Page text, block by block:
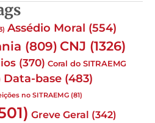
Assédio Moral (554)
(809) CNJ (1326)
(370) Coral do SITRAEMG
Data-base (483)
no SITRAEMG (81)
Greve Geral (342)